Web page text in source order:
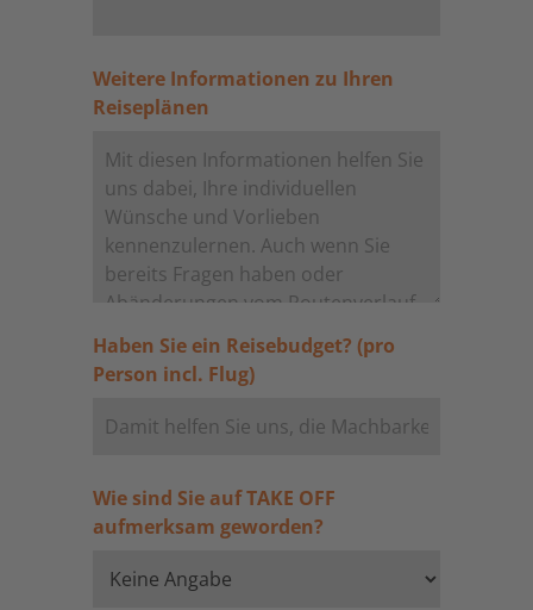
Weitere Informationen zu Ihren
Reiseplänen
Haben Sie ein Reisebudget? (pro
Person incl. Flug)
Wie sind Sie auf TAKE OFF
aufmerksam geworden?